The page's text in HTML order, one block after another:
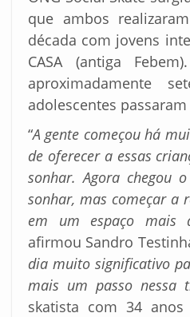
que ambos
década com jovens
CASA (antiga
aproximadamente
adolescentes
“A gente começou há
de oferecer a essas
sonhar. Agora chegou
sonhar, mas começar a
em um espaço mais
afirmou Sandro
dia muito significativo
mais um passo nessa
skatista com 34